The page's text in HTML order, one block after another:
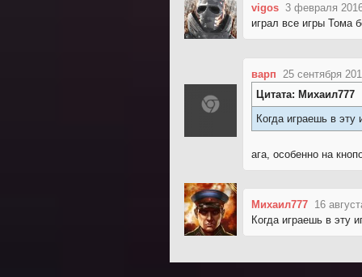
vigos 3 февраля
играл все игры Тома
варп
25 сентября
Цитата: Михаил777
Когда играешь в
ага, особенно на
Михаил777 16
Когда играешь в эту